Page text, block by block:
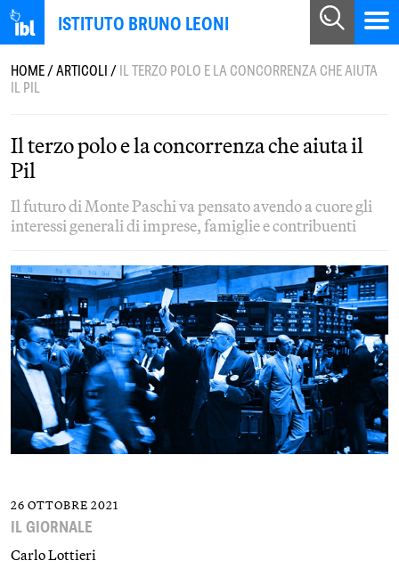
ISTITUTO BRUNO LEONI
HOME/ARTICOLI/IL TERZO POLO E LA CONCORRENZA CHE AIUTA
IL PIL
Il terzo polo e la concorrenza che aiuta il
Pil
Il futuro di Monte Paschi va pensato avendo a cuore gli
interessi generali di imprese, famiglie e contribuenti
26 OTTOBRE 2021
IL GIORNALE
Carlo Lottieri